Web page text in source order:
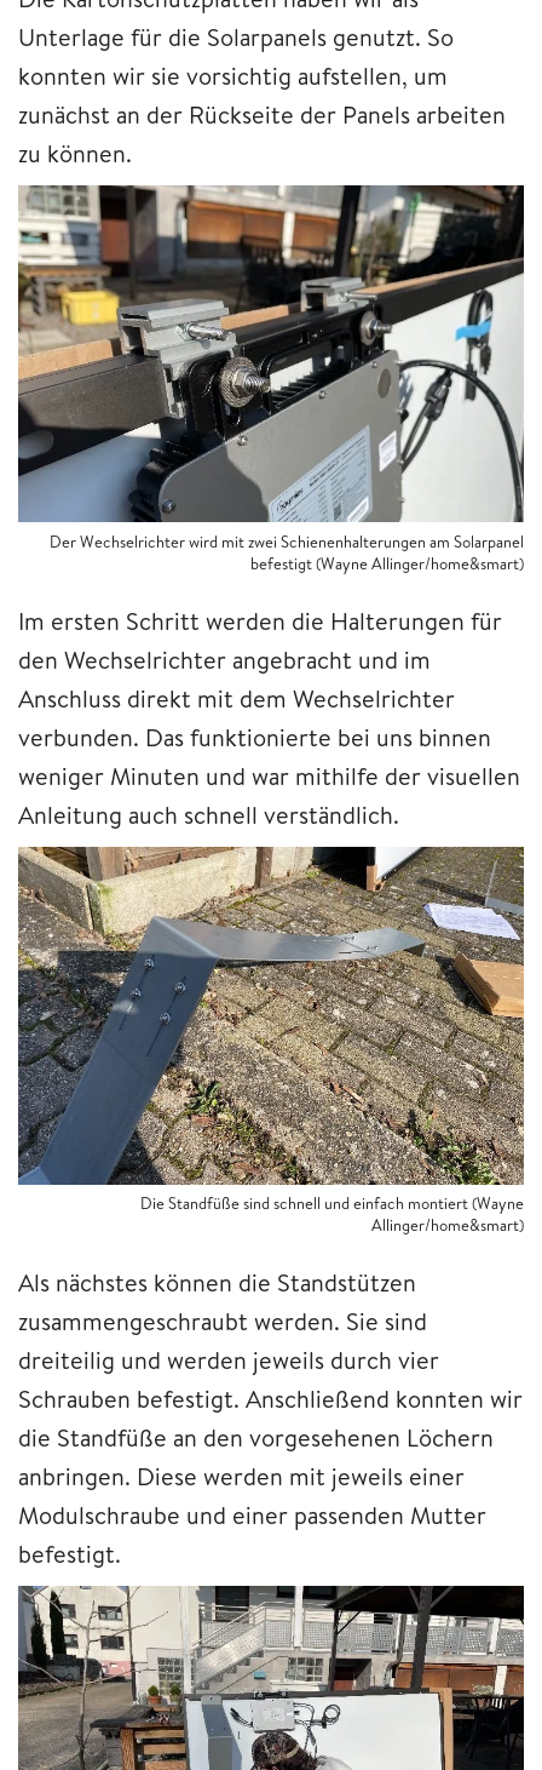
Unterlage für die Solarpanels genutzt. So
konnten wir sie vorsichtig aufstellen, um
zunächst an der Rückseite der Panels arbeiten
zu können.
Der Wechselrichter wird mit zwei Schienenhalterungen am Solarpanel
befestigt (Wayne Allinger/home&smart)
Im ersten Schritt werden die Halterungen für
den Wechselrichter angebracht und im
Anschluss direkt mit dem Wechselrichter
verbunden. Das funktionierte bei uns binnen
weniger Minuten und war mithilfe der visuellen
Anleitung auch schnell verständlich.
Die Standfüße sind schnell und einfach montiert (Wayne
Allinger/home&smart)
Als nächstes können die Standstützen
zusammengeschraubt werden. Sie sind
dreiteilig und werden jeweils durch vier
Schrauben befestigt. Anschließend konnten wir
die Standfüße an den vorgesehenen Löchern
anbringen. Diese werden mit jeweils einer
Modulschraube und einer passenden Mutter
befestigt.